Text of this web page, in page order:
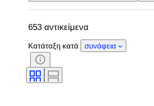
Περιλαμβάνονται αξεσουάρ
653 αντικείμενα
Κατάταξη κατά συνάφεια